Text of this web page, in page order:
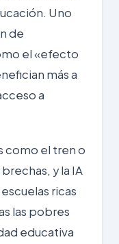
Uno
de
el «efecto
más a
a
como el tren o
y la IA
ricas
las pobres
educativa